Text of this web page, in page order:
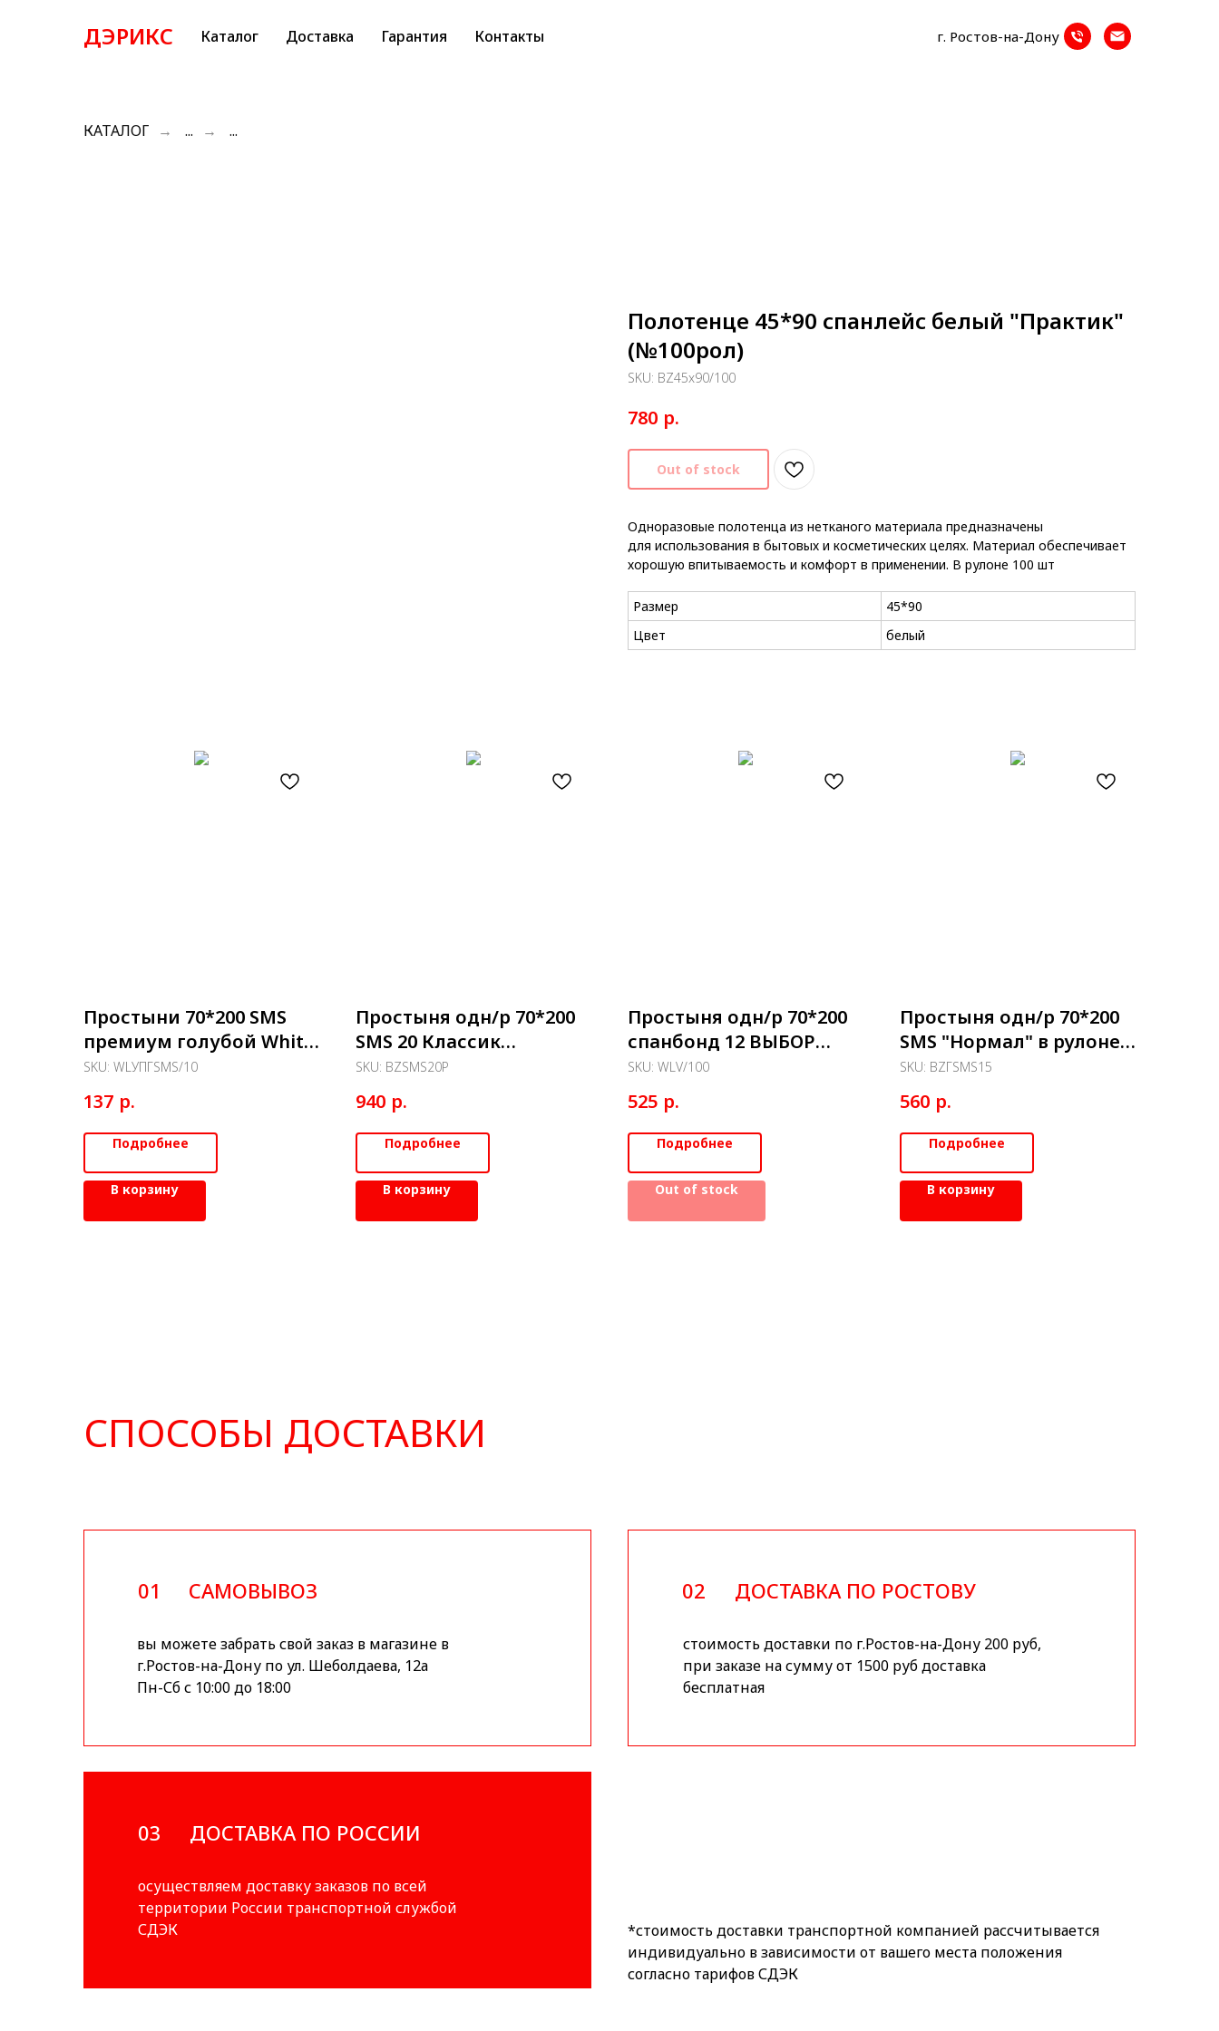
ДЭРИКС Каталог Доставка Гарантия Контакты г. Ростов-на-Дону
КАТАЛОГ → ... → ...
Полотенце 45*90 спанлейс белый "Практик"
(№100рол)
SKU: BZ45x90/100
780 р.
Out of stock
Одноразовые полотенца из нетканого материала предназначены
для использования в бытовых и косметических целях. Материал обеспечивает
хорошую впитываемость и комфорт в применении. В рулоне 100 шт
Размер
45*90
Цвет
белый
Простыни 70*200 SМS
премиум голубой White
line №10
SKU: WLУПГSМS/10
137 р.
Подробнее
В корзину
Простыня одн/р 70*200
SMS 20 Классик
РОЗОВЫЙ (рол/100шт)
SKU: BZSMS20P
940 р.
Подробнее
В корзину
Простыня одн/р 70*200
спанбонд 12 ВЫБОР
белый
РУЛОН(рол/100шт)
SKU: WLV/100
525 р.
Подробнее
Out of stock
Простыня одн/р 70*200
SMS "Нормал" в рулоне
голубые 100шт
SKU: BZГSMS15
560 р.
Подробнее
В корзину
СПОСОБЫ ДОСТАВКИ
САМОВЫВОЗ
01
вы можете забрать свой заказ в магазине в
г.Ростов-на-Дону по ул. Шеболдаева, 12а
Пн-Сб с 10:00 до 18:00
ДОСТАВКА ПО РОСТОВУ
02
стоимость доставки по г.Ростов-на-Дону 200 руб,
при заказе на сумму от 1500 руб доставка
бесплатная
ДОСТАВКА ПО РОССИИ
03
осуществляем доставку заказов по всей
территории России транспортной службой
СДЭК
*стоимость доставки транспортной компанией рассчитывается
индивидуально в зависимости от вашего места положения
согласно тарифов СДЭК